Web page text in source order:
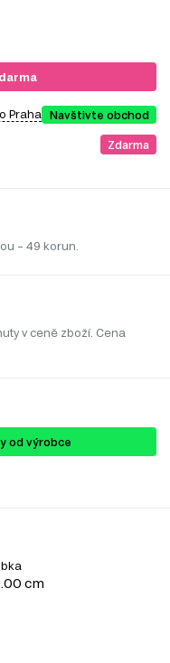
Praha Navštivte obchod
Zdarma
– 49 korun.
v ceně zboží. Cena
od výrobce
cm